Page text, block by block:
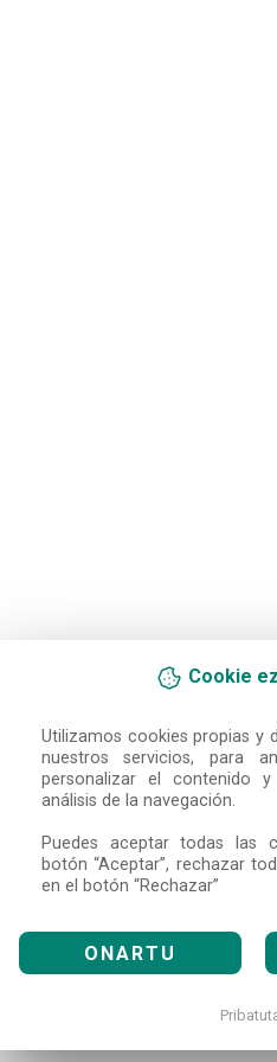
Cookie
Utilizamos cookies propias y
nuestros servicios, para
personalizar el contenido y
análisis de la navegación.
Puedes aceptar todas las
botón “Aceptar”, rechazar
en el botón “Rechazar”
ONARTU